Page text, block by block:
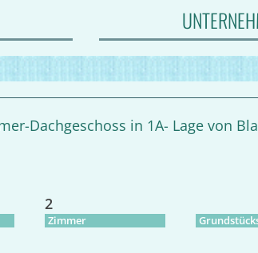
Dachgeschoss in 1A- Lage von
2
Zimmer